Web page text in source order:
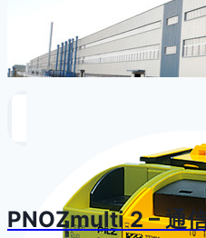
PNOZmulti 2 – 通